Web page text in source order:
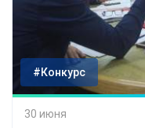
#Конкурс
30 июня